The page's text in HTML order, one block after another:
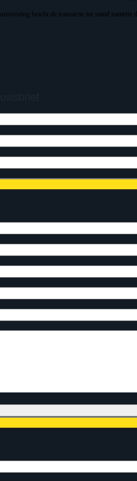
bracht de transactie tot stand namens